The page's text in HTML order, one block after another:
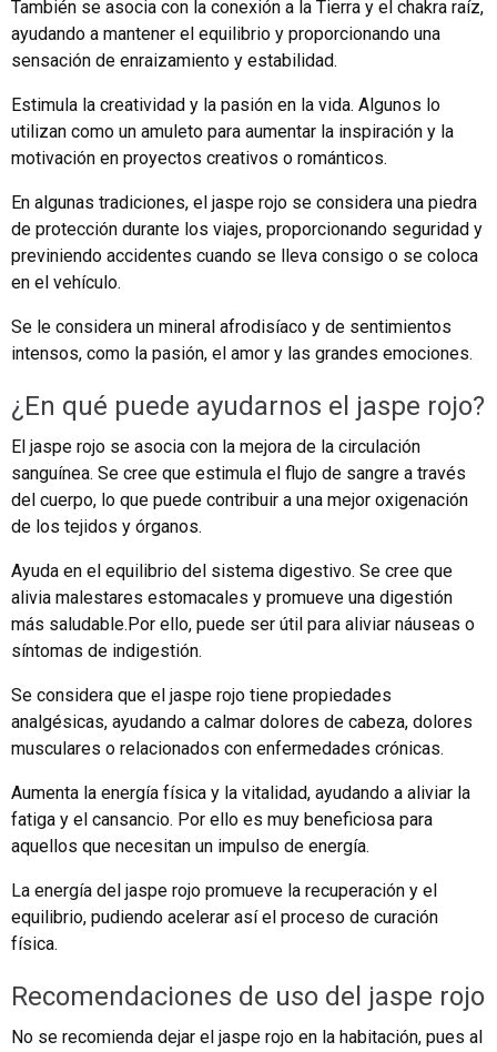
También se asocia con la conexión a la Tierra y el chakra raíz,
ayudando a mantener el equilibrio y proporcionando una
sensación de enraizamiento y estabilidad.
Estimula la creatividad y la pasión en la vida. Algunos lo
utilizan como un amuleto para aumentar la inspiración y la
motivación en proyectos creativos o románticos.
En algunas tradiciones, el jaspe rojo se considera una piedra
de protección durante los viajes, proporcionando seguridad y
previniendo accidentes cuando se lleva consigo o se coloca
en el vehículo.
Se le considera un mineral afrodisíaco y de sentimientos
intensos, como la pasión, el amor y las grandes emociones.
¿En qué puede ayudarnos el jaspe rojo?
El jaspe rojo se asocia con la mejora de la circulación
sanguínea. Se cree que estimula el flujo de sangre a través
del cuerpo, lo que puede contribuir a una mejor oxigenación
de los tejidos y órganos.
Ayuda en el equilibrio del sistema digestivo. Se cree que
alivia malestares estomacales y promueve una digestión
más saludable.Por ello, puede ser útil para aliviar náuseas o
síntomas de indigestión.
Se considera que el jaspe rojo tiene propiedades
analgésicas, ayudando a calmar dolores de cabeza, dolores
musculares o relacionados con enfermedades crónicas.
Aumenta la energía física y la vitalidad, ayudando a aliviar la
fatiga y el cansancio. Por ello es muy beneficiosa para
aquellos que necesitan un impulso de energía.
La energía del jaspe rojo promueve la recuperación y el
equilibrio, pudiendo acelerar así el proceso de curación
física.
Recomendaciones de uso del jaspe rojo
No se recomienda dejar el jaspe rojo en la habitación, pues al